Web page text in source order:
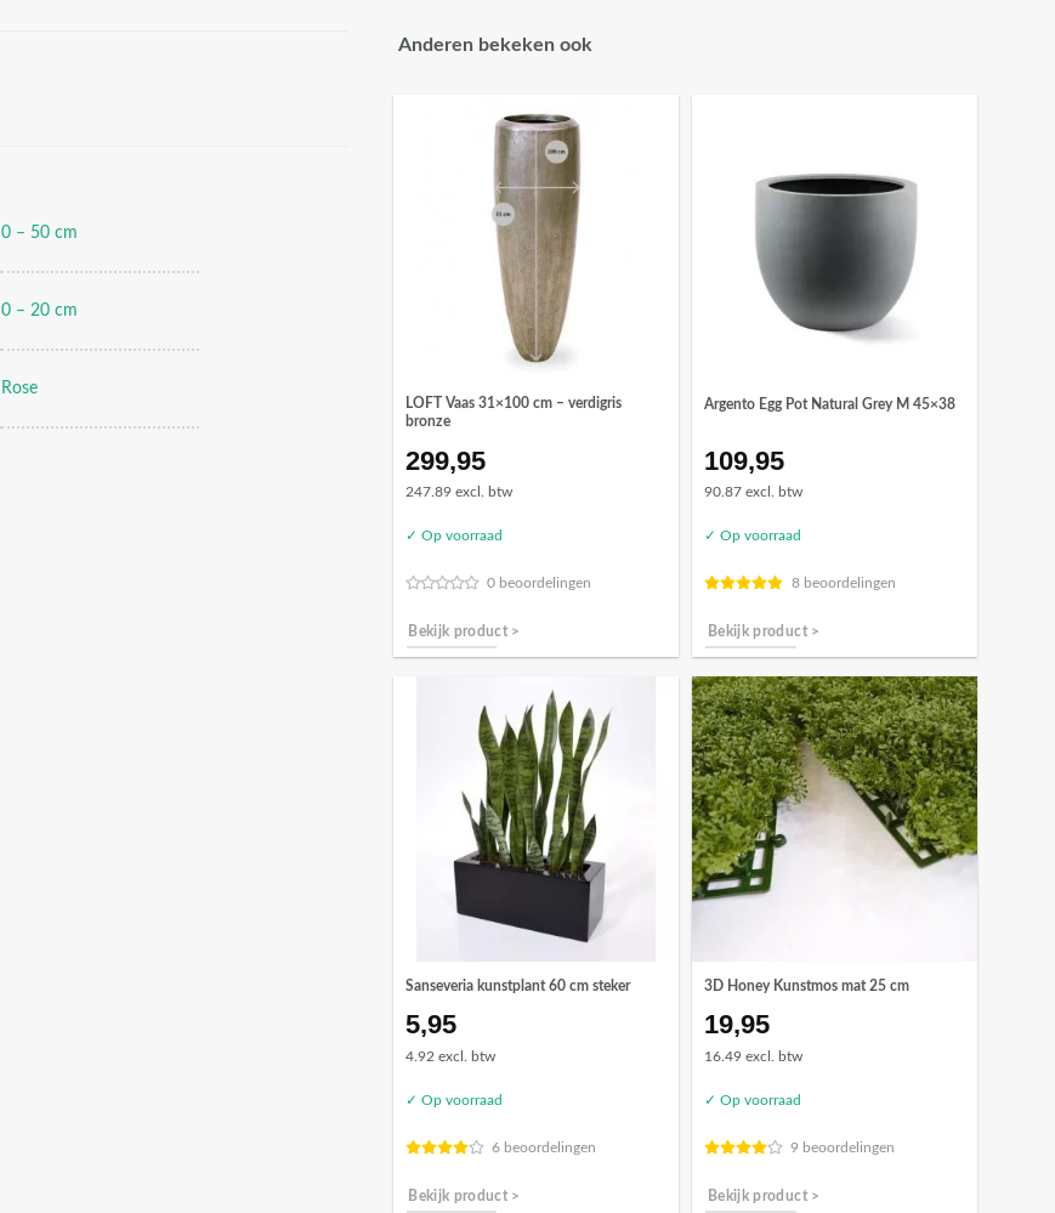
0 – 50 cm
0 – 20 cm
Rose
Anderen bekeken ook
LOFT Vaas 31×100 cm – verdigris
bronze
299,95
247.89 excl. btw
✓ Op voorraad
0 beoordelingen
Bekijk product >
Argento Egg Pot Natural Grey M 45×38
109,95
90.87 excl. btw
✓ Op voorraad
8 beoordelingen
Bekijk product >
Sanseveria kunstplant 60 cm steker
5,95
4.92 excl. btw
✓ Op voorraad
6 beoordelingen
Bekijk product >
3D Honey Kunstmos mat 25 cm
19,95
16.49 excl. btw
✓ Op voorraad
9 beoordelingen
Bekijk product >